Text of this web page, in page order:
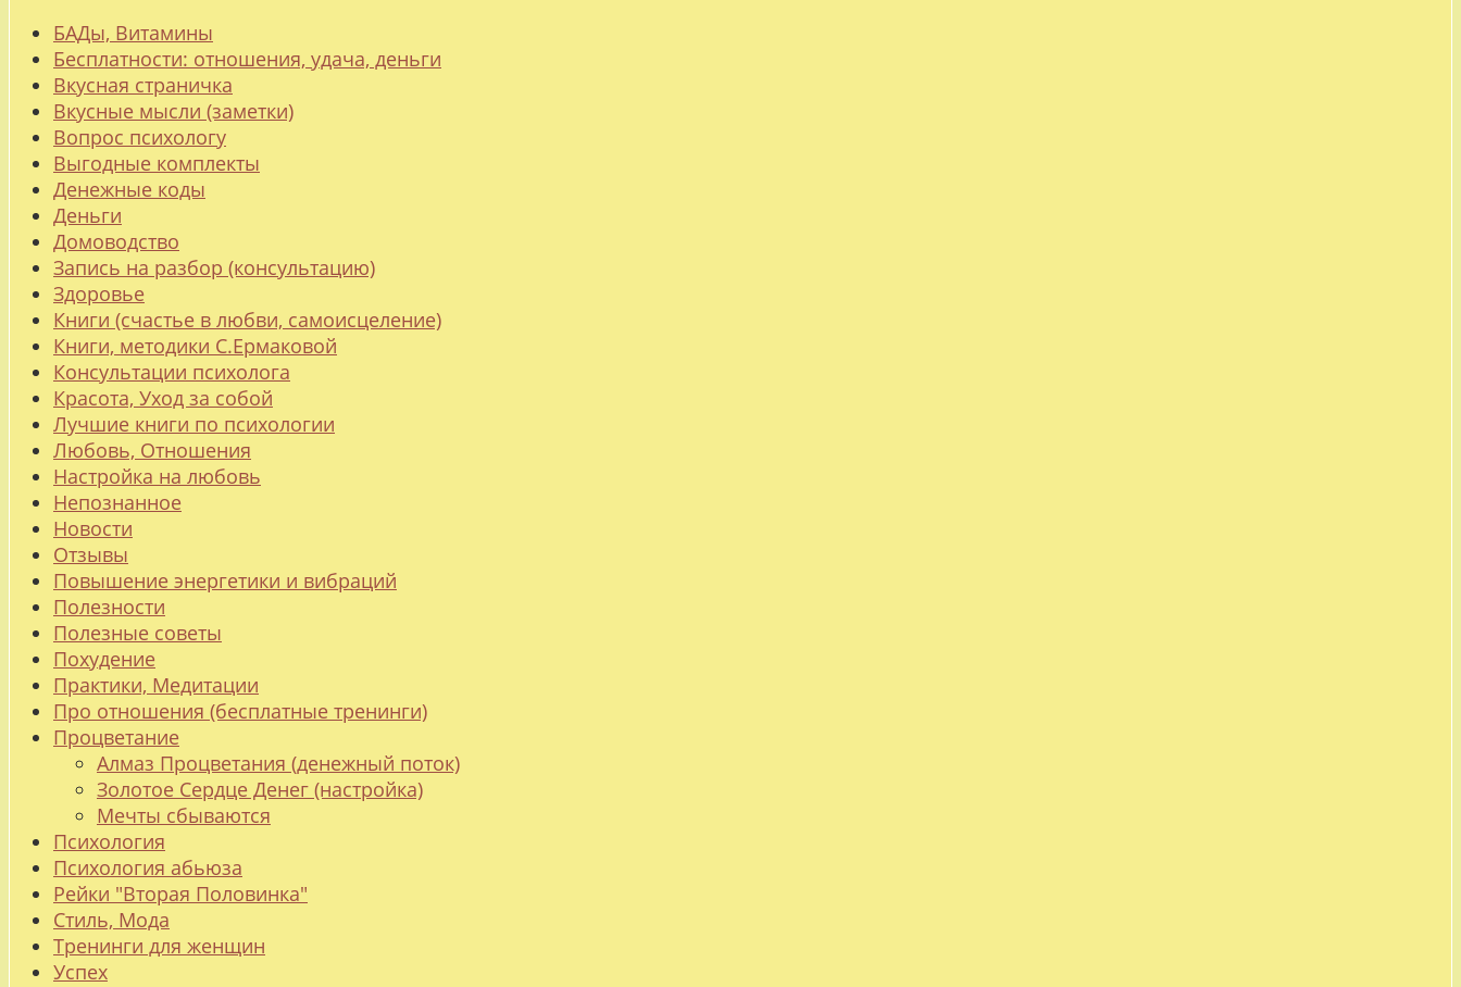
БАДы, Витамины
Бесплатности: отношения, удача, деньги
Вкусная страничка
Вкусные мысли (заметки)
Вопрос психологу
Выгодные комплекты
Денежные коды
Деньги
Домоводство
Запись на разбор (консультацию)
Здоровье
Книги (счастье в любви, самоисцеление)
Книги, методики С.Ермаковой
Консультации психолога
Красота, Уход за собой
Лучшие книги по психологии
Любовь, Отношения
Настройка на любовь
Непознанное
Новости
Отзывы
Повышение энергетики и вибраций
Полезности
Полезные советы
Похудение
Практики, Медитации
Про отношения (бесплатные тренинги)
Процветание
Алмаз Процветания (денежный поток)
Золотое Сердце Денег (настройка)
Мечты сбываются
Психология
Психология абьюза
Рейки "Вторая Половинка"
Стиль, Мода
Тренинги для женщин
Успех